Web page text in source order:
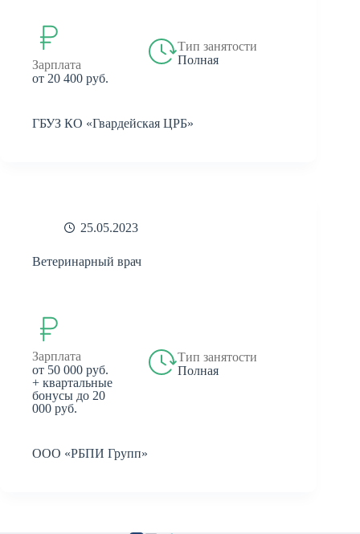
Зарплата
от 20 400 руб.
Тип занятости
Полная
ГБУЗ КО «Гвардейская ЦРБ»
25.05.2023
Ветеринарный врач
Зарплата
от 50 000 руб.
+ квартальные
бонусы до 20
000 руб.
Тип занятости
Полная
ООО «РБПИ Групп»